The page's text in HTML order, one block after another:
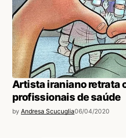
Artista iraniano retrata
profissionais de saúde
by Andresa Scucuglia06/04/2020